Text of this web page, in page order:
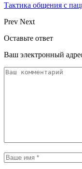
Тактика общения с
Prev Next
Оставьте ответ
Ваш электронный